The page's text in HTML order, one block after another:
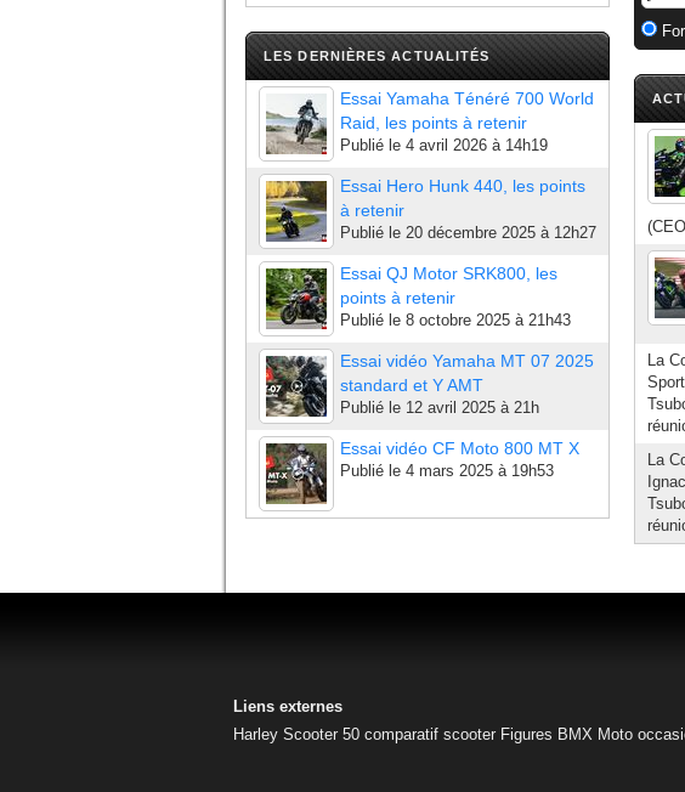
LES DERNIÈRES ACTUALITÉS
Essai Yamaha Ténéré 700 World
Raid, les points à retenir
Publié le 4 avril 2026 à 14h19
Essai Hero Hunk 440, les points
à retenir
Publié le 20 décembre 2025 à 12h27
Essai QJ Motor SRK800, les
points à retenir
Publié le 8 octobre 2025 à 21h43
Essai vidéo Yamaha MT 07 2025
standard et Y AMT
Publié le 12 avril 2025 à 21h
Essai vidéo CF Moto 800 MT X
Publié le 4 mars 2025 à 19h53
La
La
Liens externes
Harley Scooter 50 comparatif scooter Figures BMX Moto